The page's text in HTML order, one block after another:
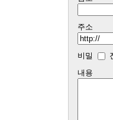
주소
비밀
내용